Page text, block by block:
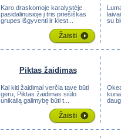
Karo draskomoje karalystėje
pasidalinusioje į tris priešiškas
grupes išgyventi ir klest...
Žaisti
su
Piktas žaidimas
Kai kiti žaidimai verčia tave būti
geru, Piktas žaidimas siūlo
unikalią galimybę būti t...
Žaisti